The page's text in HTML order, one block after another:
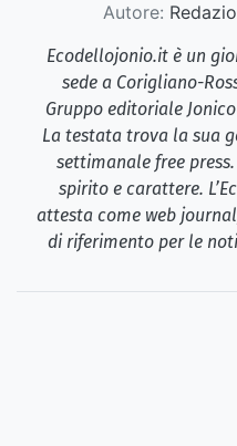
Autore:
Ecodellojonio.it è un
sede a Corigliano-
Gruppo editoriale
La testata trova la sua
settimanale free
spirito e carattere.
attesta come web
di riferimento per le